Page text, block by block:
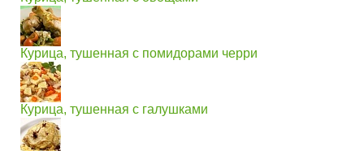
Курица, тушенная с помидорами черри
Курица, тушенная с галушками